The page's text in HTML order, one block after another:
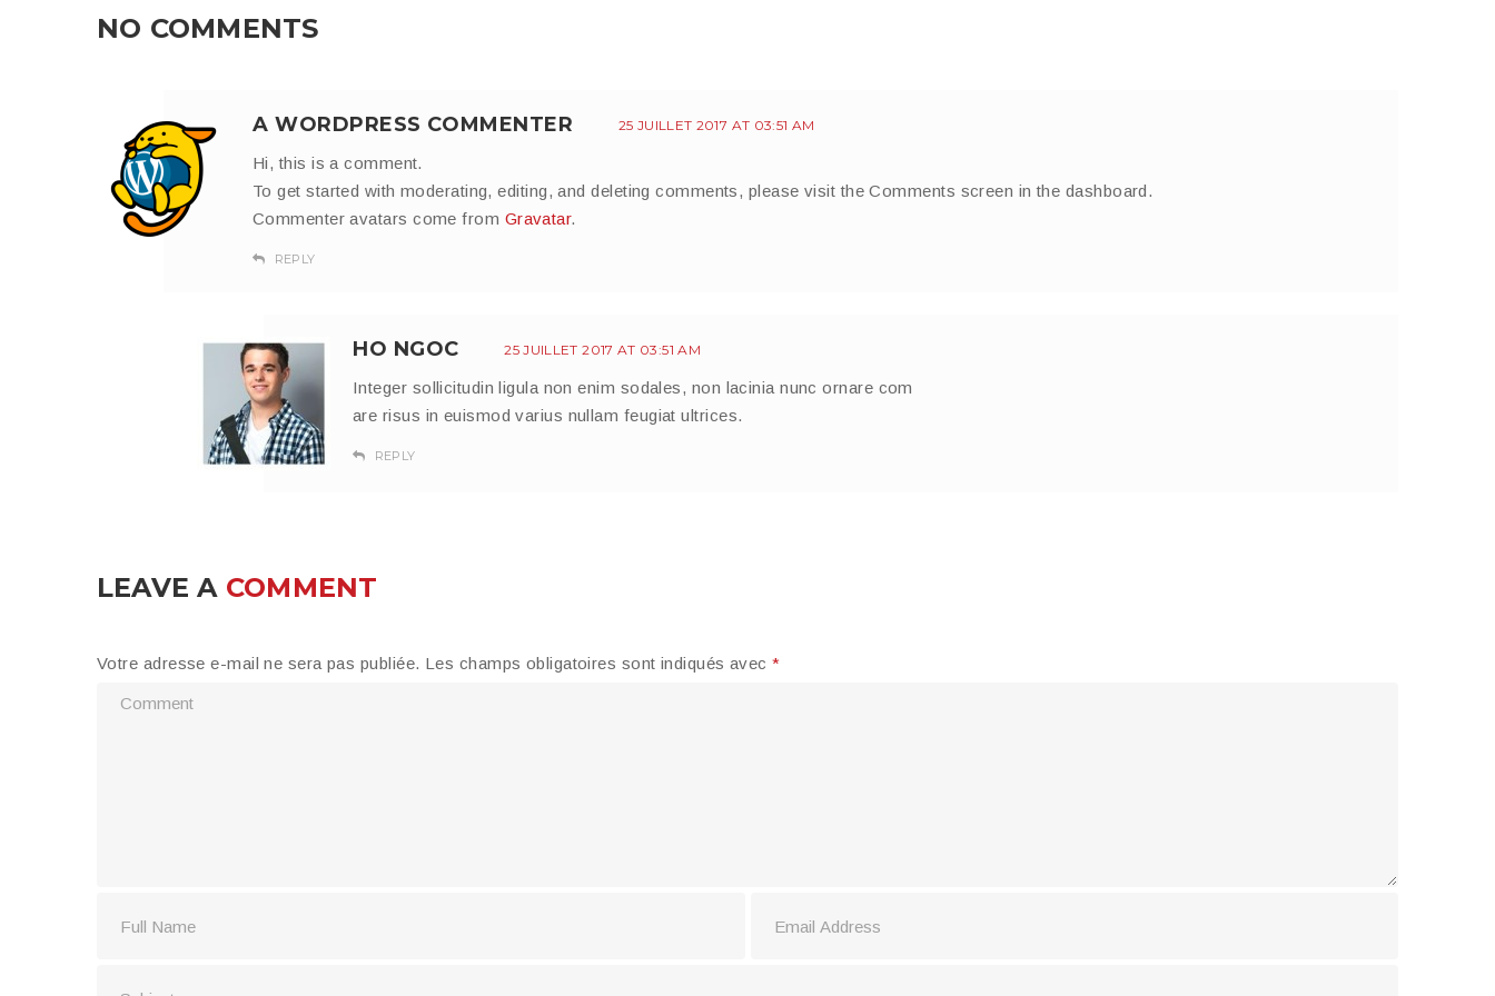
NO COMMENTS
A WORDPRESS COMMENTER 25 JUILLET 2017 AT 03:51 AM
Hi, this is a comment.
To get started with moderating, editing, and deleting comments, please visit the Comments screen in the dashboard.
Commenter avatars come from Gravatar.
REPLY
HO NGOC 25 JUILLET 2017 AT 03:51 AM
Integer sollicitudin ligula non enim sodales, non lacinia nunc ornare com
are risus in euismod varius nullam feugiat ultrices.
REPLY
LEAVE A COMMENT
Votre adresse e-mail ne sera pas publiée. Les champs obligatoires sont indiqués avec*